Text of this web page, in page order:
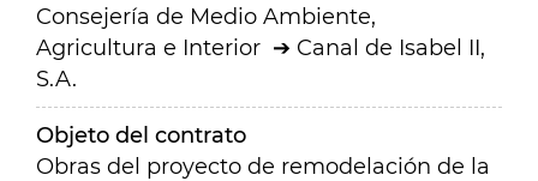
Consejería de Medio Ambiente,
Agricultura e Interior
Canal de Isabel II,
S.A.
Objeto del contrato
Obras del proyecto de remodelación de la